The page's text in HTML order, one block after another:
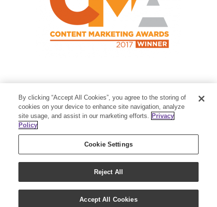
Member Services:
1-800-371-3515
Thanksgiving Point Business Park
3125 Executive Parkway
Lehi, UT 84043
Copyright 2018 - Young Living Essential Oils | All Rights Reserved
By clicking “Accept All Cookies”, you agree to the storing of
cookies on your device to enhance site navigation, analyze
site usage, and assist in our marketing efforts. Privacy
Policy
Cookie Settings
Reject All
Accept All Cookies